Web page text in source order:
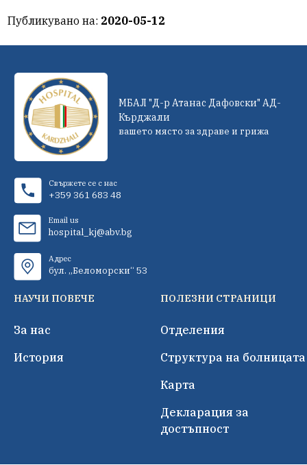
Публикувано на: 2020-05-12
МБАЛ "Д-р Атанас Дафовски" АД-
Кърджали
вашето място за здраве и грижа
Свържете се с нас
+359 361 683 48
Email us
hospital_kj@abv.bg
Адрес
бул. „Беломорски“ 53
НАУЧИ ПОВЕЧЕ
За нас
История
ПОЛЕЗНИ СТРАНИЦИ
Отделения
Структура на болницата
Карта
Декларация за
достъпност